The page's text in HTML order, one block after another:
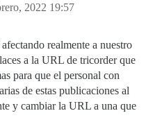
2022 19:57
realmente a nuestro
a la URL de tricorder que
para que el personal con
de estas publicaciones al
y cambiar la URL a una que